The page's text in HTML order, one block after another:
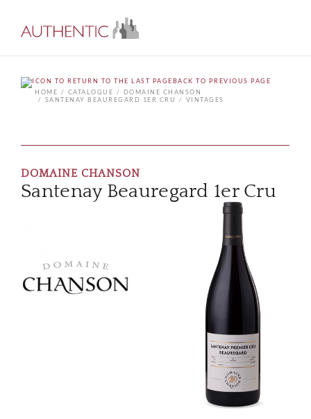
BACK TO PREVIOUS PAGE
HOME
CATALOGUE
DOMAINE CHANSON
SANTENAY BEAUREGARD 1ER CRU
VINTAGES
DOMAINE CHANSON
Santenay Beauregard 1er Cru